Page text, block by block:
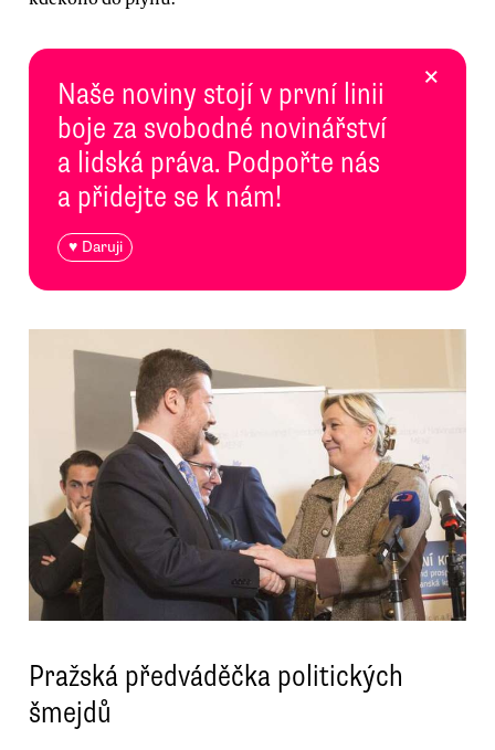
Naše noviny stojí v první linii
boje za svobodné novinářství
a lidská práva. Podpořte nás
a přidejte se k nám!
♥ Daruji
×
Pražská předváděčka politických
šmejdů